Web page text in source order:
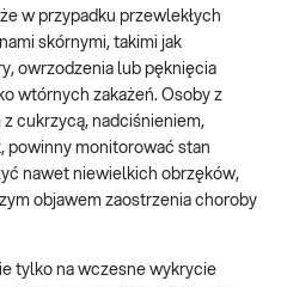
w przypadku przewlekłych
skórnymi, takimi jak
owrzodzenia lub pęknięcia
wtórnych zakażeń. Osoby z
cukrzycą, nadciśnieniem,
powinny monitorować stan
nawet niewielkich obrzęków,
objawem zaostrzenia choroby
tylko na wczesne wykrycie